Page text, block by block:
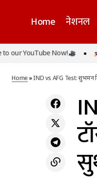
Home नेशनल
फिरोजपुर में दर्दनाक सड़क
Now! Stay
Home»IND vs AFG Test: शुभमन